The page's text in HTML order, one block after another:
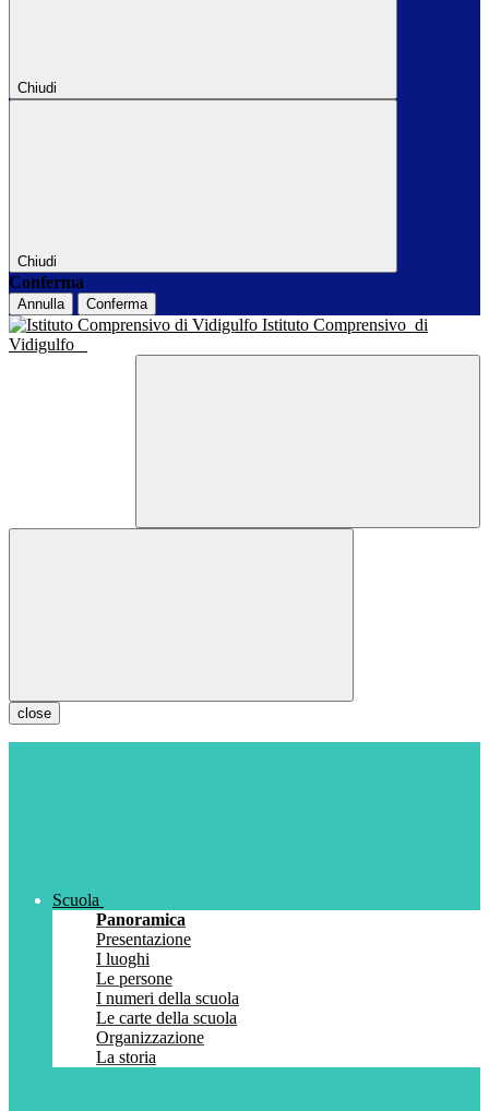
Chiudi
Chiudi
Conferma
Annulla Conferma
Istituto Comprensivo di
Vidigulfo
close
Scuola
Panoramica
Presentazione
I luoghi
Le persone
I numeri della scuola
Le carte della scuola
Organizzazione
La storia